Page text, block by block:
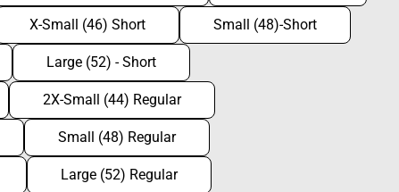
X-Small (46) Short Small (48)-Short
Large (52) - Short
2X-Small (44) Regular
Small (48) Regular
Large (52) Regular